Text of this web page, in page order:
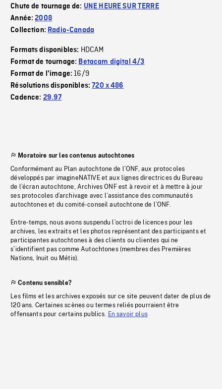
Chute de tournage de: UNE HEURE SUR TERRE
Année:2008
Collection: Radio-Canada
Formats disponibles: HDCAM
Format de tournage: Betacam digital 4/3
Format de l'image:16/9
Résolutions disponibles:720 x 486
Cadence: 29.97
Moratoire sur les contenus autochtones
Conformément au Plan autochtone de l’ONF, aux protocoles
développés par imagineNATIVE et aux lignes directrices du Bureau
de l’écran autochtone, Archives ONF est à revoir et à mettre à jour
ses protocoles d’archivage avec l’assistance des communautés
autochtones et du comité-conseil autochtone de l’ONF.
Entre-temps, nous avons suspendu l’octroi de licences pour les
archives, les extraits et les photos représentant des participants et
participantes autochtones à des clients ou clientes qui ne
s’identifient pas comme Autochtones (membres des Premières
Nations, Inuit ou Métis).
Contenu sensible?
Les films et les archives exposés sur ce site peuvent dater de plus de
120 ans. Certaines scènes ou termes reliés pourraient être
offensants pour certains publics. En savoir plus